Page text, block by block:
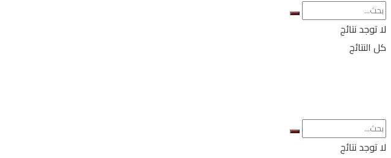
لا توجد نتائج
كل النتائج
لا توجد نتائج